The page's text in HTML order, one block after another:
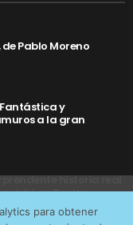
de Pablo Moreno
y
a la gran
historia real
en Rocky
para obtener
servicios que